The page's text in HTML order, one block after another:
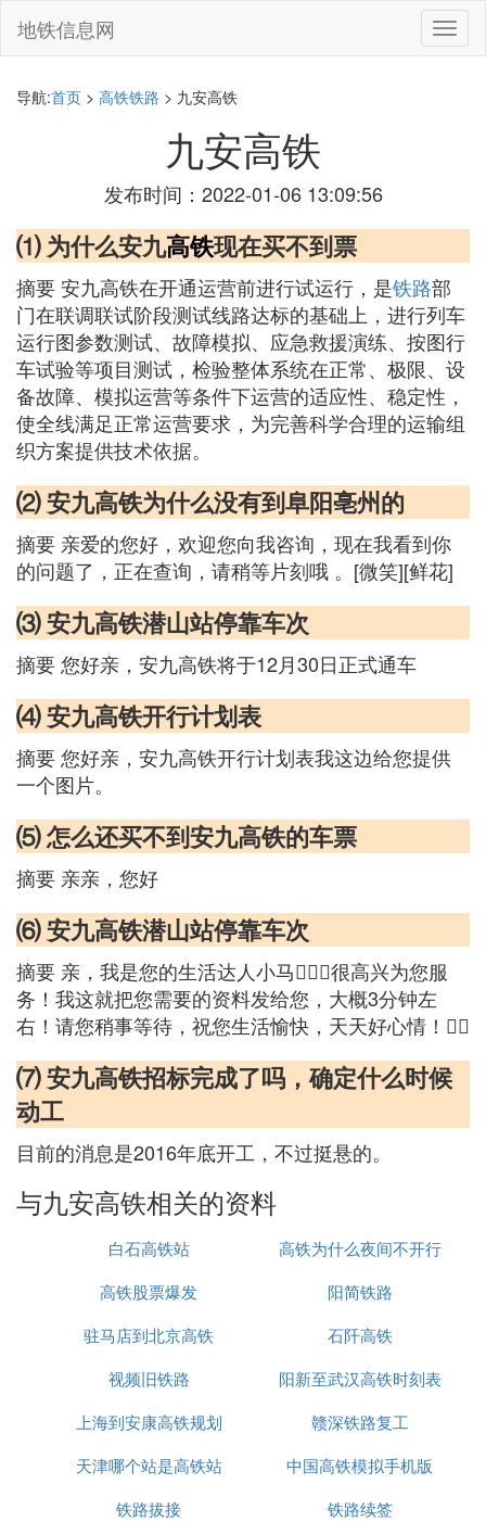
切
换
地铁信息网
导航:首页 > 高铁铁路 > 九安高铁
九安高铁
发布时间：2022-01-06 13:09:56
⑴ 为什么安九高铁现在买不到票
摘要 安九高铁在开通运营前进行试运行，是铁路部
门在联调联试阶段测试线路达标的基础上，进行列车
运行图参数测试、故障模拟、应急救援演练、按图行
车试验等项目测试，检验整体系统在正常、极限、设
备故障、模拟运营等条件下运营的适应性、稳定性，
使全线满足正常运营要求，为完善科学合理的运输组
织方案提供技术依据。
⑵ 安九高铁为什么没有到阜阳亳州的
摘要 亲爱的您好，欢迎您向我咨询，现在我看到你
的问题了，正在查询，请稍等片刻哦 。[微笑][鲜花]
⑶ 安九高铁潜山站停靠车次
摘要 您好亲，安九高铁将于12月30日正式通车
⑷ 安九高铁开行计划表
摘要 您好亲，安九高铁开行计划表我这边给您提供
一个图片。
⑸ 怎么还买不到安九高铁的车票
摘要 亲亲，您好
⑹ 安九高铁潜山站停靠车次
摘要 亲，我是您的生活达人小马，很高兴为您服
务！我这就把您需要的资料发给您，大概3分钟左
右！请您稍事等待，祝您生活愉快，天天好心情！
⑺ 安九高铁招标完成了吗，确定什么时候
动工
目前的消息是2016年底开工，不过挺悬的。
与九安高铁相关的资料
白石高铁站
高铁为什么夜间不开行
高铁股票爆发
阳简铁路
驻马店到北京高铁
石阡高铁
视频旧铁路
阳新至武汉高铁时刻表
上海到安康高铁规划
赣深铁路复工
天津哪个站是高铁站
中国高铁模拟手机版
铁路拔接
铁路续签